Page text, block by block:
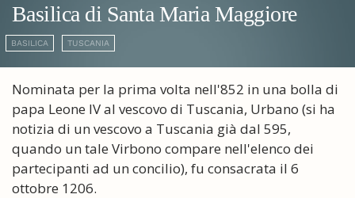
Basilica di Santa Maria Maggiore
BASILICA TUSCANIA
Nominata per la prima volta nell'852 in una bolla di
papa Leone IV al vescovo di Tuscania, Urbano (si ha
notizia di un vescovo a Tuscania già dal 595,
quando un tale Virbono compare nell'elenco dei
partecipanti ad un concilio), fu consacrata il 6
ottobre 1206.